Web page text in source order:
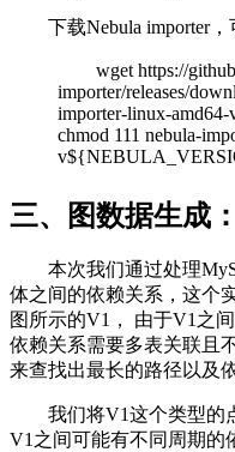
下载Nebula importer
wget https://
importer/releases/
importer-linux-
chmod 111 nebula-
三、图数据生成
本次我们通过处理
体之间的依赖关系，这个
图所示的V1， 由于V1之
依赖关系需要多表关联且
来查找出最长的路径以及
我们将V1这个类型的
V1之间可能有不同周期的